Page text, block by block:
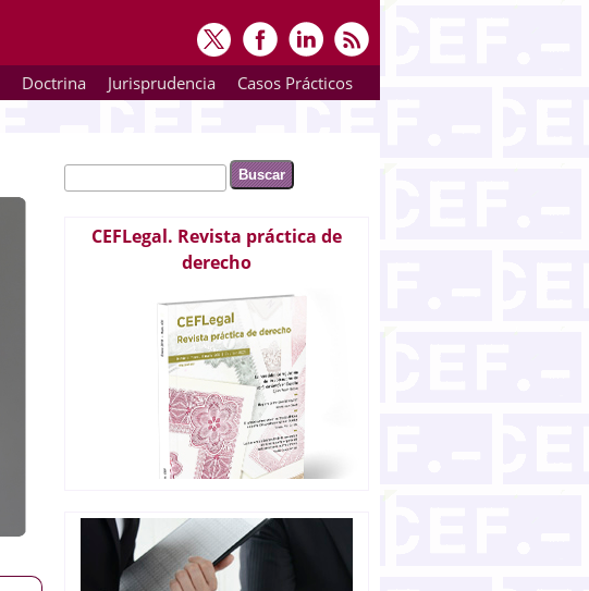
Doctrina Jurisprudencia Casos Prácticos
Formulario de búsqueda
Buscar
CEFLegal. Revista práctica de
derecho